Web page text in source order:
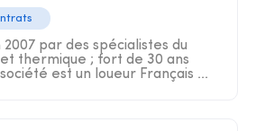
par des spécialistes du
thermique ; fort de 30 ans
est un loueur Français ...